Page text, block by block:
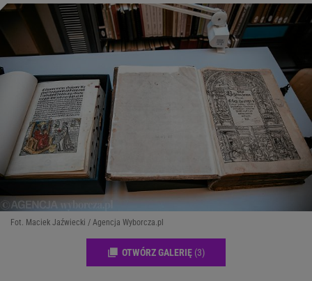
Fot. Maciek Jaźwiecki / Agencja Wyborcza.pl
OTWÓRZ GALERIĘ (3)